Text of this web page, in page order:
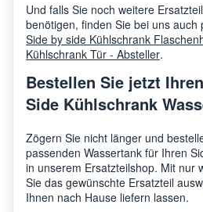
Und falls Sie noch weitere
benötigen, finden Sie bei uns
Side by side Kühlschrank
Kühlschrank Tür - Absteller.
Bestellen Sie jetzt
Side Kühlschrank
Zögern Sie nicht länger und
passenden Wassertank für Ihren
in unserem Ersatzteilshop. Mit nur
Sie das gewünschte Ersatzteil
Ihnen nach Hause liefern lassen.